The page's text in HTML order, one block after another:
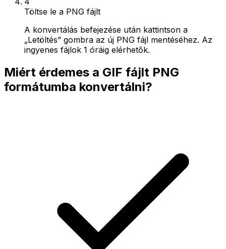
Töltse le a PNG fájlt
A konvertálás befejezése után kattintson a
„Letöltés” gombra az új PNG fájl mentéséhez. Az
ingyenes fájlok 1 óráig elérhetők.
Miért érdemes a GIF fájlt PNG
formátumba konvertálni?